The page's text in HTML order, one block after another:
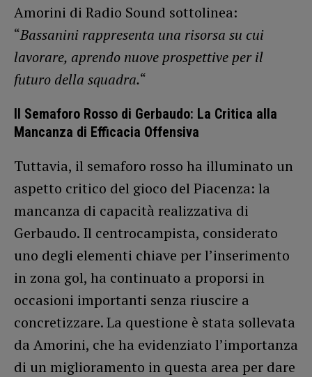
Amorini di Radio Sound sottolinea:
“Bassanini rappresenta una risorsa su cui
lavorare, aprendo nuove prospettive per il
futuro della squadra.“
Il Semaforo Rosso di Gerbaudo: La Critica alla
Mancanza di Efficacia Offensiva
Tuttavia, il semaforo rosso ha illuminato un
aspetto critico del gioco del Piacenza: la
mancanza di capacità realizzativa di
Gerbaudo. Il centrocampista, considerato
uno degli elementi chiave per l’inserimento
in zona gol, ha continuato a proporsi in
occasioni importanti senza riuscire a
concretizzare. La questione è stata sollevata
da Amorini, che ha evidenziato l’importanza
di un miglioramento in questa area per dare